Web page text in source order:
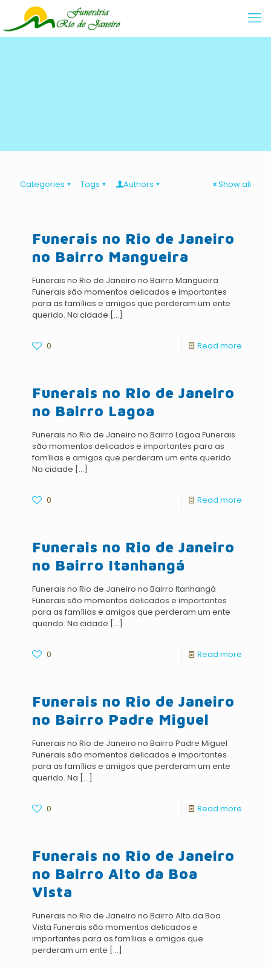
Categories Tags Authors Show all
Funerais no Rio de Janeiro
no Bairro Mangueira
Funerais no Rio de Janeiro no Bairro Mangueira
Funerais são momentos delicados e importantes
para as famílias e amigos que perderam um ente
querido. Na cidade […]
0 Read more
Funerais no Rio de Janeiro
no Bairro Lagoa
Funerais no Rio de Janeiro no Bairro Lagoa Funerais
são momentos delicados e importantes para as
famílias e amigos que perderam um ente querido.
Na cidade […]
0 Read more
Funerais no Rio de Janeiro
no Bairro Itanhangá
Funerais no Rio de Janeiro no Bairro Itanhangá
Funerais são momentos delicados e importantes
para as famílias e amigos que perderam um ente
querido. Na cidade […]
0 Read more
Funerais no Rio de Janeiro
no Bairro Padre Miguel
Funerais no Rio de Janeiro no Bairro Padre Miguel
Funerais são momentos delicados e importantes
para as famílias e amigos que perderam um ente
querido. Na […]
0 Read more
Funerais no Rio de Janeiro
no Bairro Alto da Boa
Vista
Funerais no Rio de Janeiro no Bairro Alto da Boa
Vista Funerais são momentos delicados e
importantes para as famílias e amigos que
perderam um ente […]